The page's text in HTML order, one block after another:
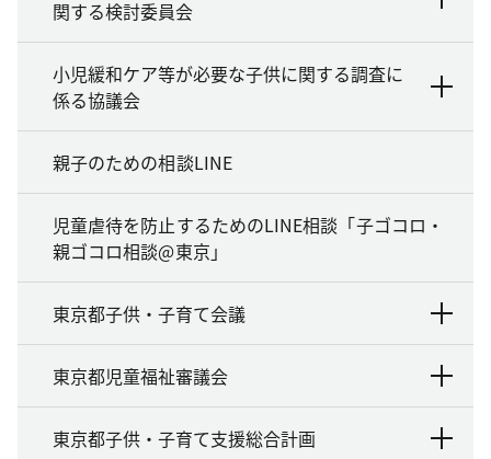
関する検討委員会
小児緩和ケア等が必要な子供に関する調査に
係る協議会
親子のための相談LINE
児童虐待を防止するためのLINE相談「子ゴコロ・
親ゴコロ相談@東京」
東京都子供・子育て会議
東京都児童福祉審議会
東京都子供・子育て支援総合計画